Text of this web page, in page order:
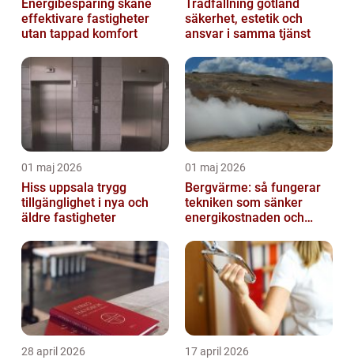
Energibesparing skåne
effektivare fastigheter
utan tappad komfort
Trädfällning gotland
säkerhet, estetik och
ansvar i samma tjänst
01 maj 2026
Hiss uppsala trygg
tillgänglighet i nya och
äldre fastigheter
01 maj 2026
Bergvärme: så fungerar
tekniken som sänker
energikostnaden och
28 april 2026 17 april 2026